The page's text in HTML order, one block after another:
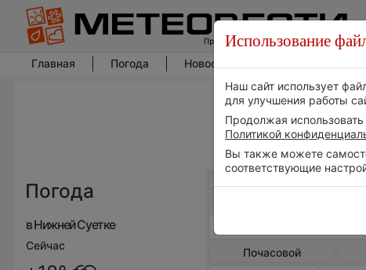
Главная Погода Новости погоды
Погода
в Нижней Суетке
Сейчас
Почасовой
Использование
Наш сайт использует
для улучшения работы
Продолжая
Политикой
Вы также можете
соответствующие